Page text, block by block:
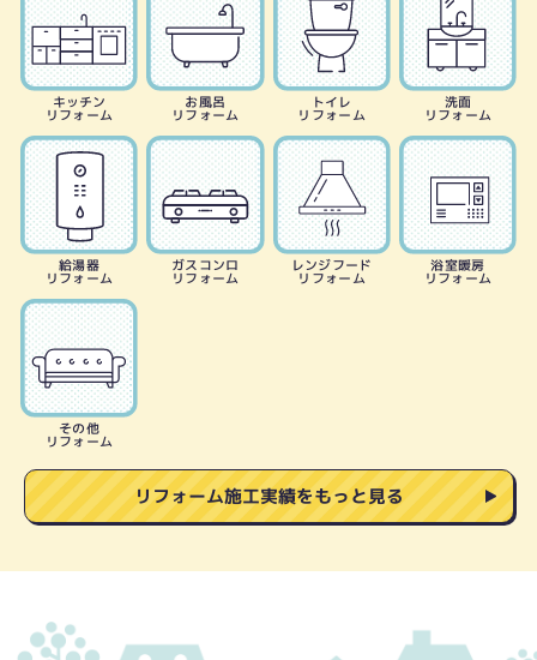
キッチン
リフォーム
お風呂
リフォーム
トイレ
リフォーム
洗面
リフォーム
給湯器
リフォーム
ガスコンロ
リフォーム
レンジフード
リフォーム
浴室暖房
リフォーム
その他
リフォーム
リフォーム施工実績をもっと見る